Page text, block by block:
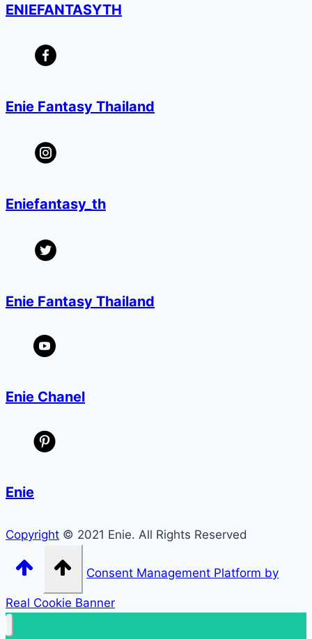
ENIEFANTASYTH
Enie Fantasy Thailand
Eniefantasy_th
Enie Fantasy Thailand
Enie Chanel
Enie
Copyright © 2021 Enie. All Rights Reserved
Consent Management Platform by
Real Cookie Banner